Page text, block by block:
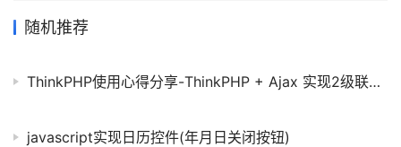
随机推荐
ThinkPHP使用心得分享-ThinkPHP + Ajax 实现2级联动下拉菜单
javascript实现日历控件(年月日关闭按钮)